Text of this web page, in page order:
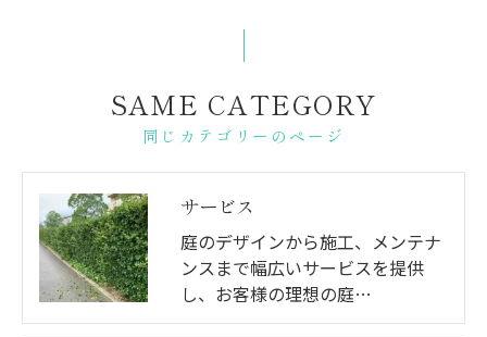
同じカテゴリーのページ
SAME CATEGORY
サービス
庭のデザインから施工、メンテナ
ンスまで幅広いサービスを提供
し、お客様の理想の庭…